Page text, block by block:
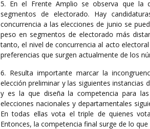
5. En el Frente Amplio se observa que la
segmentos de electorado. Hay
concurrencia a las elecciones de junio se
peso en segmentos de electorado más
tanto, el nivel de concurrencia al acto
preferencias que surgen actualmente de los
6. Resulta importante marcar la
elección preliminar y las siguientes instancias
y es la que diseña la competencia para
elecciones nacionales y departamentales
En todas ellas vota el triple de quienes
Entonces, la competencia final surge de lo